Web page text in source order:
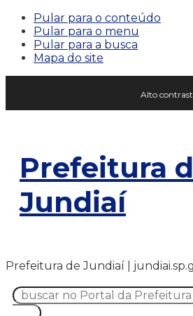
Pular para o conteúdo
Pular para o menu
Pular para a busca
Mapa do site
Alto
Prefeitura
Jundiaí
Prefeitura de Jundiaí |